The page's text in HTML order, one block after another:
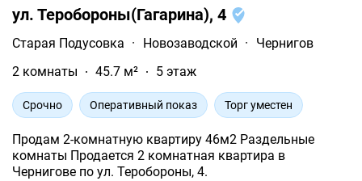
ул. Теробороны(Гагарина), 4
Старая Подусовка · Новозаводской ·
Чернигов
2 комнаты
45.7 м² 5 этаж
Срочно Оперативный показ Торг уместен
Продам 2-комнатную квартиру 46м2 Раздельные
комнаты Продается 2 комнатная квартира в
Чернигове по ул. Теробороны, 4.